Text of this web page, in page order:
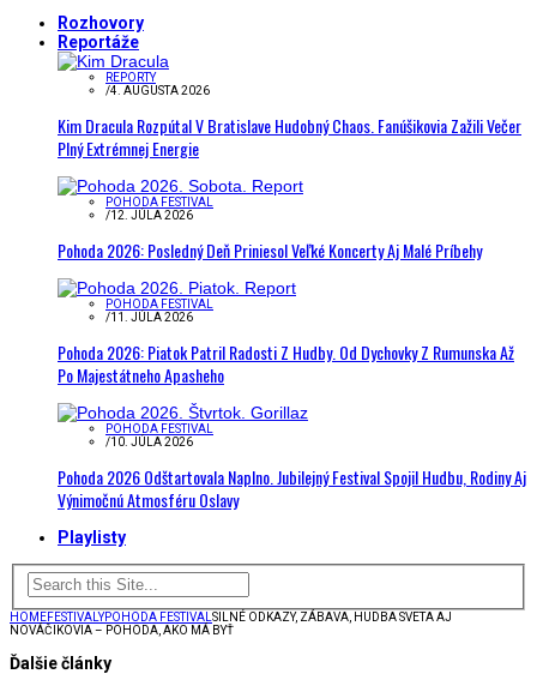
Rozhovory
Reportáže
REPORTY
/4. AUGUSTA 2026
Kim Dracula Rozpútal V Bratislave Hudobný Chaos. Fanúšikovia Zažili Večer
Plný Extrémnej Energie
POHODA FESTIVAL
/12. JÚLA 2026
Pohoda 2026: Posledný Deň Priniesol Veľké Koncerty Aj Malé Príbehy
POHODA FESTIVAL
/11. JÚLA 2026
Pohoda 2026: Piatok Patril Radosti Z Hudby. Od Dychovky Z Rumunska Až
Po Majestátneho Apasheho
POHODA FESTIVAL
/10. JÚLA 2026
Pohoda 2026 Odštartovala Naplno. Jubilejný Festival Spojil Hudbu, Rodiny Aj
Výnimočnú Atmosféru Oslavy
Playlisty
HOMEFESTIVALYPOHODA FESTIVAL SILNÉ ODKAZY, ZÁBAVA, HUDBA SVETA AJ
NOVÁČIKOVIA – POHODA, AKO MÁ BYŤ
Ďalšie články